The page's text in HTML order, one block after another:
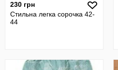
230 грн
Стильна легка сорочка 42-
44